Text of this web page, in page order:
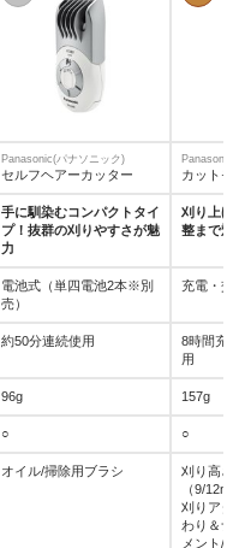
Panasonic(パナソニック)
セルフヘアーカッター
手に馴染むコンパクトタイ
プ！抜群の刈りやすさが魅
力
電池式（単四電池2本※別
売）
約50分連続使用
96g
○
オイル/掃除用ブラシ
カットモ
刈り上げ
整まで対
充電・交
8時間充
用
157g
○
刈り高さ
（9/
刈りアタ
わり＆ナ
メント/